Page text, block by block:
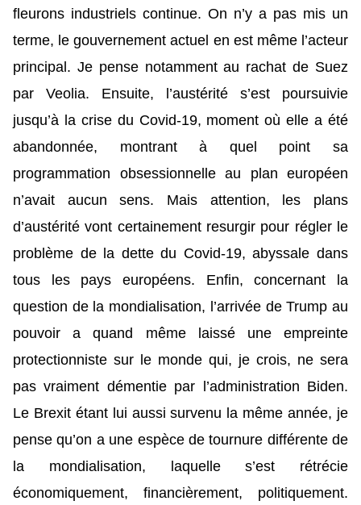
fleurons industriels continue. On n’y a pas mis un
terme, le gouvernement actuel en est même l’acteur
principal. Je pense notamment au rachat de Suez
par Veolia. Ensuite, l’austérité s’est poursuivie
jusqu’à la crise du Covid-19, moment où elle a été
abandonnée, montrant à quel point sa
programmation obsessionnelle au plan européen
n’avait aucun sens. Mais attention, les plans
d’austérité vont certainement resurgir pour régler le
problème de la dette du Covid-19, abyssale dans
tous les pays européens. Enfin, concernant la
question de la mondialisation, l’arrivée de Trump au
pouvoir a quand même laissé une empreinte
protectionniste sur le monde qui, je crois, ne sera
pas vraiment démentie par l’administration Biden.
Le Brexit étant lui aussi survenu la même année, je
pense qu’on a une espèce de tournure différente de
la mondialisation, laquelle s’est rétrécie
économiquement, financièrement, politiquement.